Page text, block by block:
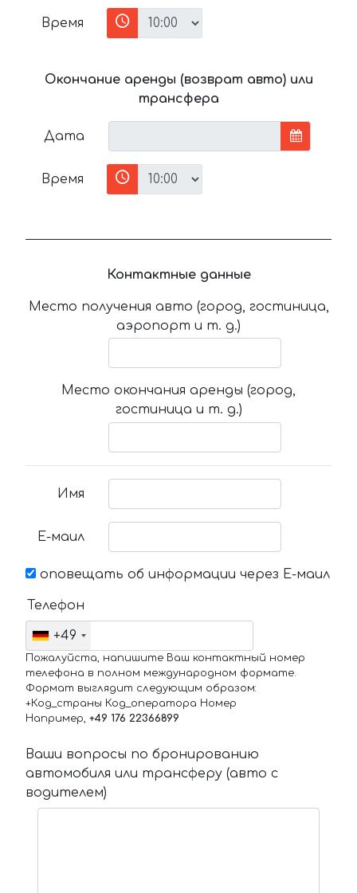
Время
Окончание аренды (возврат авто) или
трансфера
Дата
Время
Контактные данные
Место получения авто (город, гостиница,
аэропорт и т. д.)
Место окончания аренды (город,
гостиница и т. д.)
Имя
Е-маил
оповещать об информации через Е-маил
Телефон
+49
Пожалуйста, напишите Ваш контактный номер
телефона в полном международном формате.
Формат выглядит следующим образом:
+Код_страны Код_оператора Номер
Например, +49 176 22366899
Ваши вопросы по бронированию
автомобиля или трансферу (авто с
водителем)